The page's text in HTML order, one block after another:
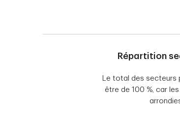
Répartition
Le total des secteurs
être de 100 %, car